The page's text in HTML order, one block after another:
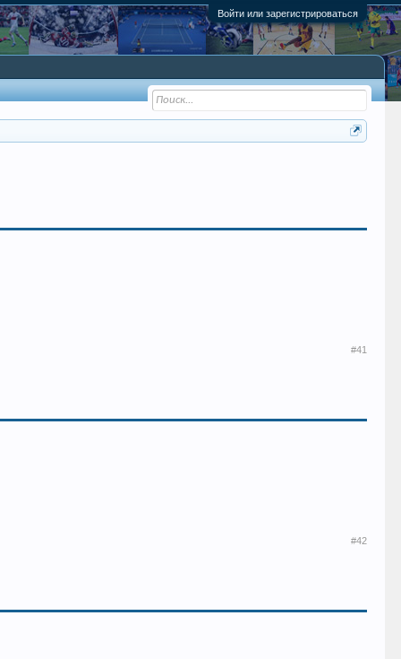
Войти или зарегистрироваться
#41
#42